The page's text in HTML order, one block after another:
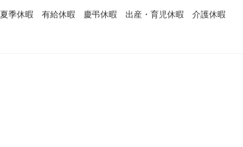
季休暇 有給休暇 慶弔休暇 出産・育児休暇 介護休暇